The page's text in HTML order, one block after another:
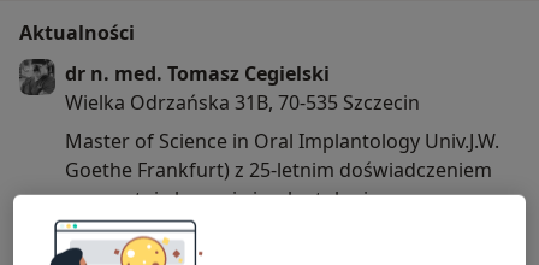
Aktualności
dr n. med. Tomasz Cegielski
Wielka Odrzańska 31B, 70-535 Szczecin
Master of Science in Oral Implantology Univ.J.W.
Goethe Frankfurt) z 25-letnim doświadczeniem
gwarantuje leczenie implantologiczne na
najwyższym poziomie.